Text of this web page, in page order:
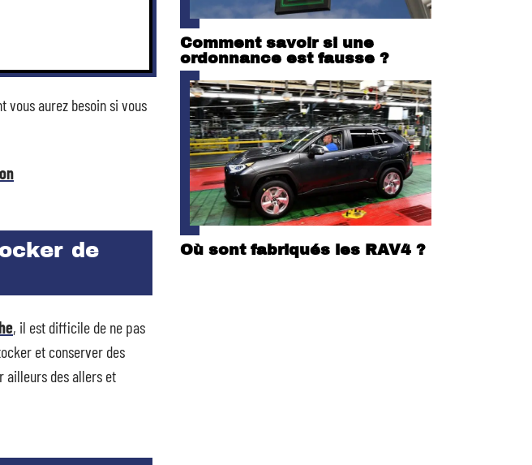
vous aurez besoin si vous
de
, il est difficile de ne pas
et conserver des
ailleurs des allers et
Comment savoir si une
ordonnance est fausse ?
Où sont fabriqués les RAV4 ?